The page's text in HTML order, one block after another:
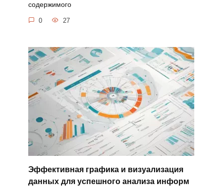
содержимого
0 27
Эффективная графика и визуализация
данных для успешного анализа информ